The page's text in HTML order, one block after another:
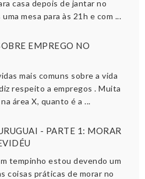
casa depois de jantar no
mesa para às 21h e com ...
EMPREGO NO
mais comuns sobre a vida
respeito a empregos . Muita
área X, quanto é a ...
- PARTE 1: MORAR
tempinho estou devendo um
coisas práticas de morar no